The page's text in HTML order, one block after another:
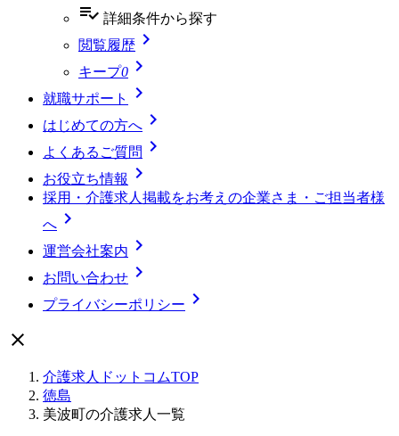
playlist_add_check 詳細条件から探す
閲覧履歴 
キープ0 
就職サポート 
はじめての方へ 
よくあるご質問 
お役立ち情報 
採用・介護求人掲載をお考えの企業さま・ご担当者様
へ 
運営会社案内 
お問い合わせ 
プライバシーポリシー 

介護求人ドットコムTOP
徳島
美波町の介護求人一覧